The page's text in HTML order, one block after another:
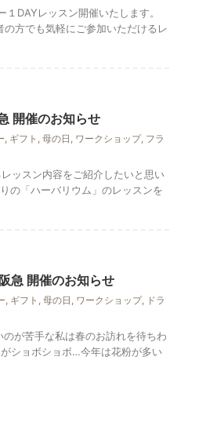
DAYレッスン開催いたします。
方でも気軽にご参加いただけるレ
開催のお知らせ
ギフト 母の日 ワークショップ, フラ
ッスン内容をご紹介したいと思い
の「ハーバリウム」のレッスンを
急 開催のお知らせ
ギフト 母の日 ワークショップ, ドラ
が苦手な私は春のお訪れを待ちわ
ショボショボ…今年は花粉が多い